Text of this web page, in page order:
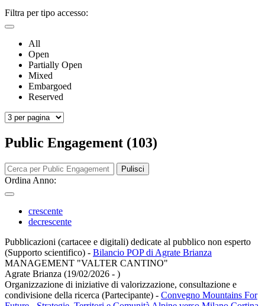
Filtra per tipo accesso:
All
Open
Partially Open
Mixed
Embargoed
Reserved
Public Engagement (103)
Pulisci
Ordina Anno:
crescente
decrescente
Pubblicazioni (cartacee e digitali) dedicate al pubblico non esperto
(Supporto scientifico) - Bilancio POP di Agrate Brianza
MANAGEMENT "VALTER CANTINO"
Agrate Brianza (19/02/2026 - )
Organizzazione di iniziative di valorizzazione, consultazione e
condivisione della ricerca (Partecipante) - Convegno Mountains For